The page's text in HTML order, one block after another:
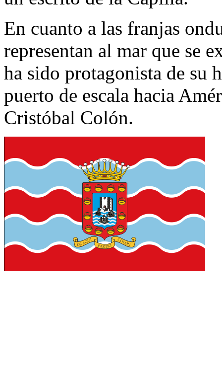
En cuanto a las franjas
representan al mar que se
ha sido protagonista de su
puerto de escala hacia
Cristóbal Colón.